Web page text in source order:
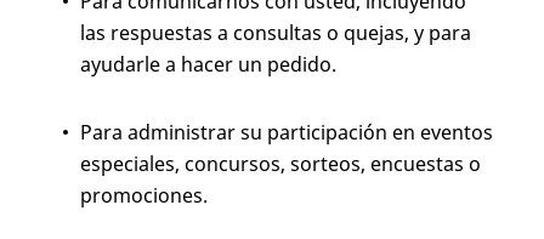
las respuestas a consultas o quejas, y para
ayudarle a hacer un pedido.
Para administrar su participación en eventos
especiales, concursos, sorteos, encuestas o
promociones.